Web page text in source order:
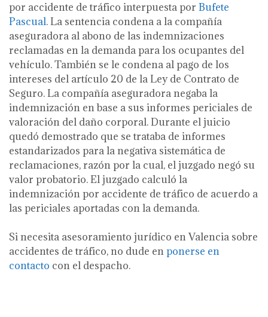
por accidente de tráfico interpuesta por Bufete
Pascual. La sentencia condena a la compañía
aseguradora al abono de las indemnizaciones
reclamadas en la demanda para los ocupantes del
vehículo. También se le condena al pago de los
intereses del artículo 20 de la Ley de Contrato de
Seguro. La compañía aseguradora negaba la
indemnización en base a sus informes periciales de
valoración del daño corporal. Durante el juicio
quedó demostrado que se trataba de informes
estandarizados para la negativa sistemática de
reclamaciones, razón por la cual, el juzgado negó su
valor probatorio. El juzgado calculó la
indemnización por accidente de tráfico de acuerdo a
las periciales aportadas con la demanda.
Si necesita asesoramiento jurídico en Valencia sobre
accidentes de tráfico, no dude enponerse en
contacto con el despacho.